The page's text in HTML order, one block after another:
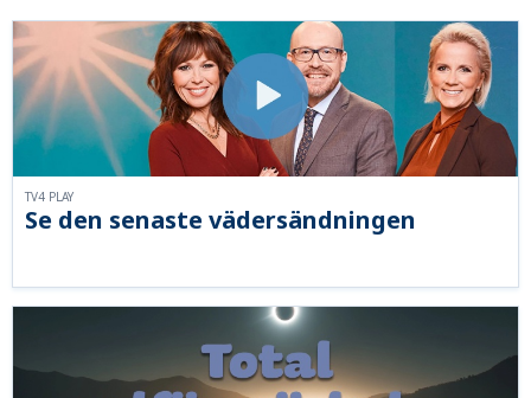
Se den senaste vädersändningen
TV4 PLAY